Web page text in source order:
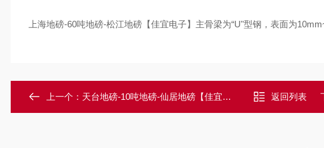
上海地磅-60吨地磅-松江地磅【佳宜电子】主骨梁为“U"型钢，表面为
上一个： 天台地磅-10吨地磅-仙居地磅【佳宜电子】 返回列表